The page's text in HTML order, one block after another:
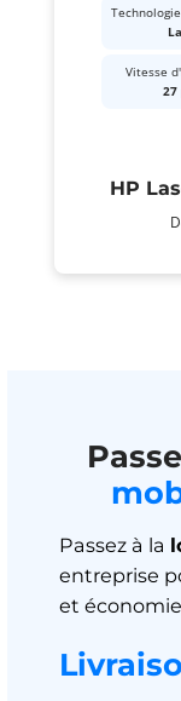
Vitesse
27
HP
Passez à la
entreprise
et